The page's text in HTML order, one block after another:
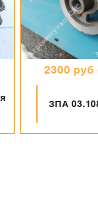
2300 руб с НДС
ЗПА 03.108 Шкив